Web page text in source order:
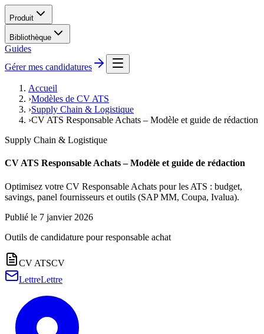
Produit
Bibliothèque
Guides
Gérer mes candidatures
Accueil
›Modèles de CV ATS
›Supply Chain & Logistique
›CV ATS Responsable Achats – Modèle et guide de rédaction
Supply Chain & Logistique
CV ATS Responsable Achats – Modèle et guide de rédaction
Optimisez votre CV Responsable Achats pour les ATS : budget,
savings, panel fournisseurs et outils (SAP MM, Coupa, Ivalua).
Publié le 7 janvier 2026
Outils de candidature pourresponsable achat
CV ATSCV
LettreLettre